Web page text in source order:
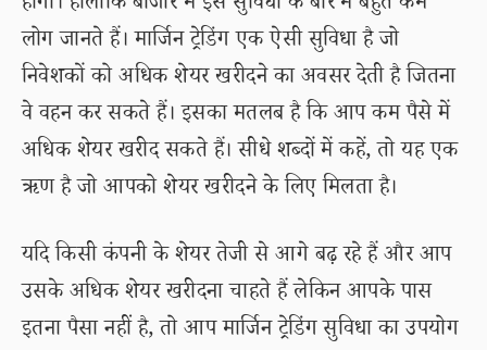
लोग जानते हैं। मार्जिन ट्रेडिंग एक ऐसी सुविधा है जो
निवेशकों को अधिक शेयर खरीदने का अवसर देती है जितना
वे वहन कर सकते हैं। इसका मतलब है कि आप कम पैसे में
अधिक शेयर खरीद सकते हैं। सीधे शब्दों में कहें, तो यह एक
ऋण है जो आपको शेयर खरीदने के लिए मिलता है।
यदि किसी कंपनी के शेयर तेजी से आगे बढ़ रहे हैं और आप
उसके अधिक शेयर खरीदना चाहते हैं लेकिन आपके पास
इतना पैसा नहीं है, तो आप मार्जिन ट्रेडिंग सुविधा का उपयोग